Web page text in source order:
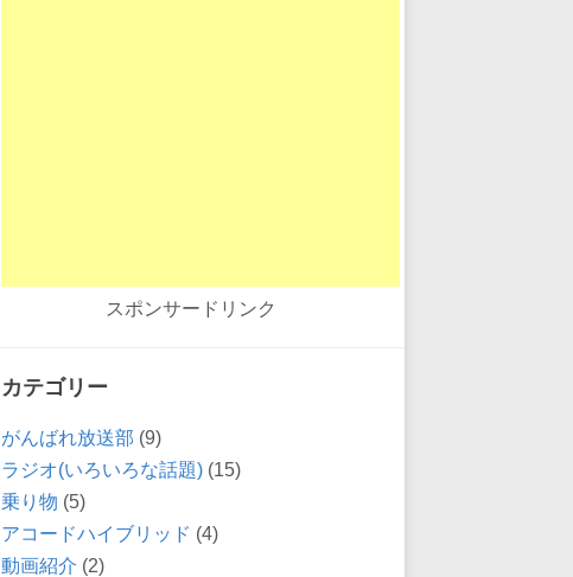
スポンサードリンク
カテゴリー
がんばれ放送部 (9)
ラジオ(いろいろな話題) (15)
乗り物 (5)
アコードハイブリッド (4)
動画紹介 (2)